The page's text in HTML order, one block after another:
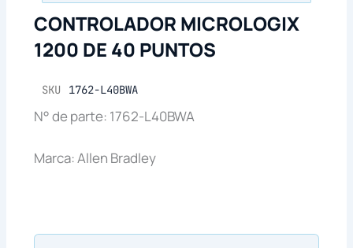
CONTROLADOR MICROLOGIX
1200 DE 40 PUNTOS
SKU 1762-L40BWA
N° de parte: 1762-L40BWA
Marca: Allen Bradley